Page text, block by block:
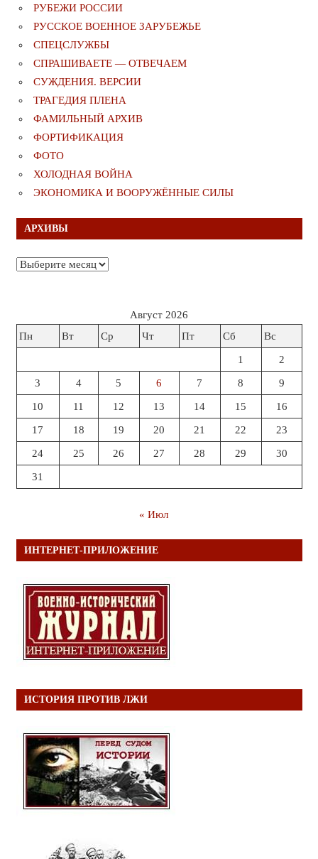
РУБЕЖИ РОССИИ
РУССКОЕ ВОЕННОЕ ЗАРУБЕЖЬЕ
СПЕЦСЛУЖБЫ
СПРАШИВАЕТЕ — ОТВЕЧАЕМ
СУЖДЕНИЯ. ВЕРСИИ
ТРАГЕДИЯ ПЛЕНА
ФАМИЛЬНЫЙ АРХИВ
ФОРТИФИКАЦИЯ
ФОТО
ХОЛОДНАЯ ВОЙНА
ЭКОНОМИКА И ВООРУЖЁННЫЕ СИЛЫ
АРХИВЫ
Архивы
Август 2026
Пн
Вт Ср Чт Пт Сб Вс
1 2
3 4 5 6 7 8 9
10 11 12 13 14 15 16
17 18 19 20 21 22 23
24 25 26 27 28 29 30
31
« Июл
ИНТЕРНЕТ-ПРИЛОЖЕНИЕ
ИСТОРИЯ ПРОТИВ ЛЖИ